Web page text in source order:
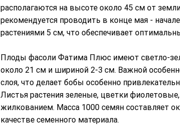
располагаются на высоте около 45 см от
рекомендуется проводить в конце мая -
растениями 5 см, что обеспечивает
Плоды фасоли Фатима Плюс имеют светло-
около 21 см и шириной 2-3 см. Важной
слоя, что делает бобы особенно
Листья растения зеленые, цветки
жилкованием. Масса 1000 семян составляет
качестве семенного материала.